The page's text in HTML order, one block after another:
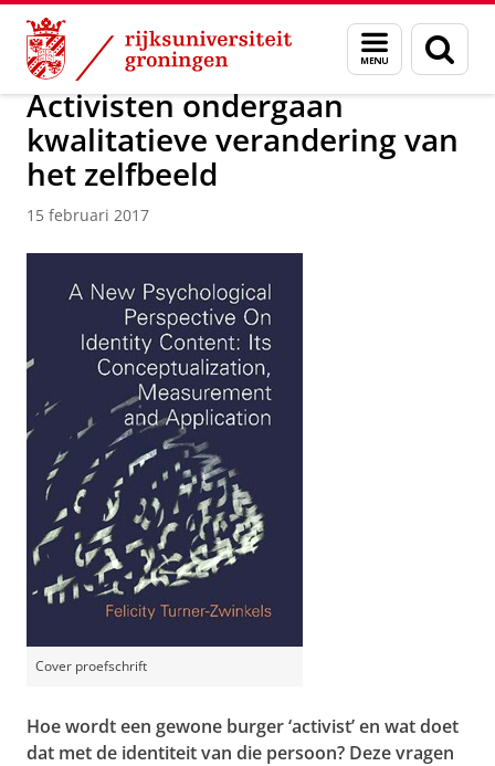
Skip
Content
Skip
Navigation
Menu
en
zoeken
Over ons Actueel Nieuws Nieuwsberichten
Activisten ondergaan
kwalitatieve verandering van
het zelfbeeld
15 februari 2017
Cover proefschrift
Hoe wordt een gewone burger ‘activist’ en wat doet
dat met de identiteit van die persoon? Deze vragen